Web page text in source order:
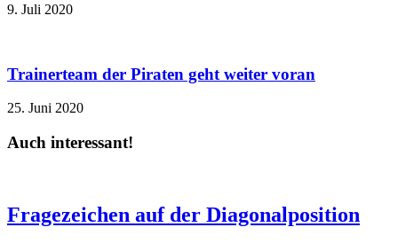
9. Juli 2020
Trainerteam der Piraten geht weiter voran
25. Juni 2020
Auch interessant!
Fragezeichen auf der Diagonalposition